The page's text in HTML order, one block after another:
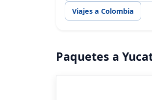
Viajes a Colombia
Paquetes a